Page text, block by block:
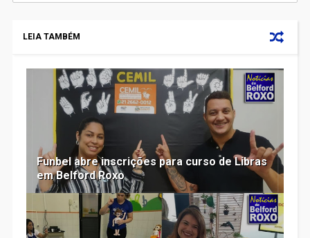
LEIA TAMBÉM
Funbel abre inscrições para curso de Libras
em Belford Roxo